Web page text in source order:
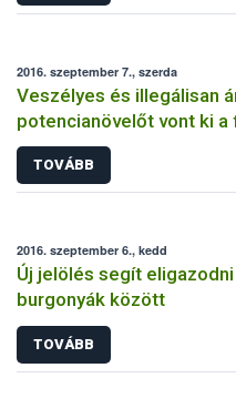
2016. szeptember 7., szerda
Veszélyes és illegálisan
potencianövelőt vont ki a
TOVÁBB
2016. szeptember 6., kedd
Új jelölés segít
burgonyák között
TOVÁBB